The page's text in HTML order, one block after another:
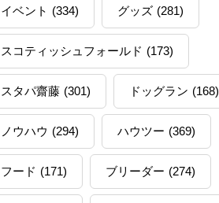
イベント (334) グッズ (281)
スコティッシュフォールド (173)
スタパ齋藤 (301) ドッグラン (168)
ノウハウ (294) ハウツー (369)
フード (171) ブリーダー (274)